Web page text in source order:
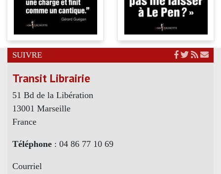
SUIVRE
Transit Librairie
51 Bd de la Libération
13001 Marseille
France
Téléphone : 04 86 77 10 69
Courriel